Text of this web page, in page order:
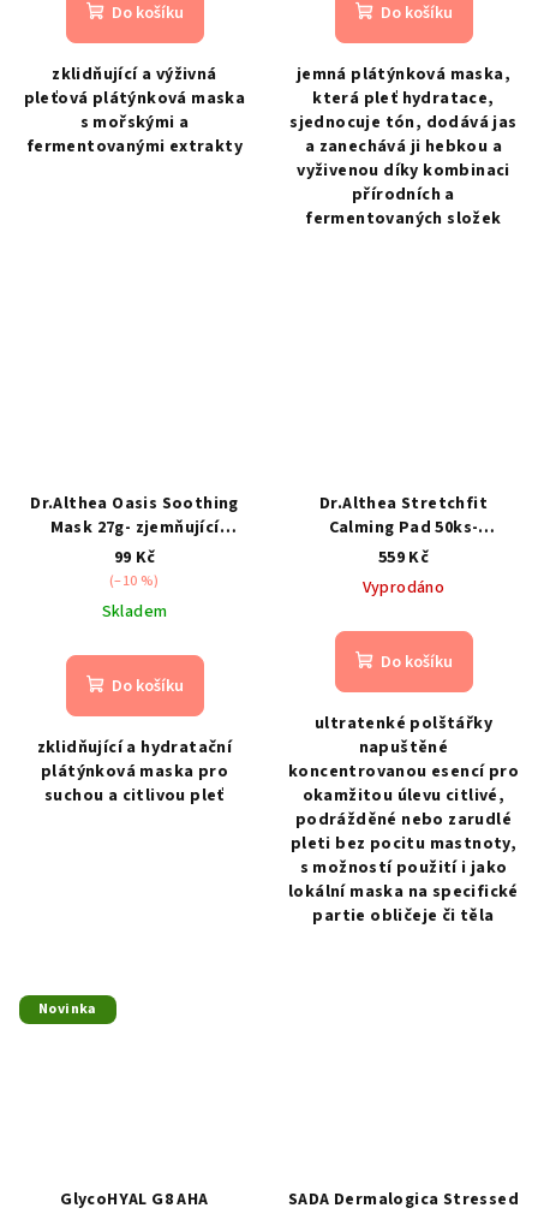
Do košíku
zklidňující a výživná
pleťová plátýnková maska
s mořskými a
fermentovanými extrakty
Do košíku
jemná plátýnková maska,
která pleť hydratace,
sjednocuje tón, dodává jas
a zanechává ji hebkou a
vyživenou díky kombinaci
přírodních a
fermentovaných složek
Dr.Althea Oasis Soothing
Mask 27g- zjemňující
plátýnková maska
99 Kč
(–10 %)
Skladem
Do košíku
zklidňující a hydratační
plátýnková maska pro
suchou a citlivou pleť
Dr.Althea Stretchfit
Calming Pad 50ks-
zklidňující a hydratační
tonerové polštářky
559 Kč
Vyprodáno
Do košíku
ultratenké polštářky
napuštěné
koncentrovanou esencí pro
okamžitou úlevu citlivé,
podrážděné nebo zarudlé
pleti bez pocitu mastnoty,
s možností použití i jako
lokální maska na specifické
partie obličeje či těla
Novinka
GlycoHYAL G8 AHA
SADA Dermalogica Stressed